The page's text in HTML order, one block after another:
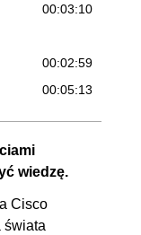
00:03:10
00:02:59
00:05:13
wiedzę.
Cisco
świata